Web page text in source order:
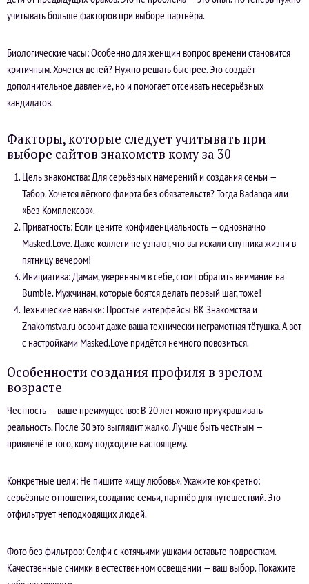
учитывать больше факторов при выборе партнёра.
Биологические часы: Особенно для женщин вопрос времени становится
критичным. Хочется детей? Нужно решать быстрее. Это создаёт
дополнительное давление, но и помогает отсеивать несерьёзных
кандидатов.
Факторы, которые следует учитывать при
выборе сайтов знакомств кому за 30
Цель знакомства: Для серьёзных намерений и создания семьи —
Табор. Хочется лёгкого флирта без обязательств? Тогда Badanga или
«Без Комплексов».
Приватность: Если цените конфиденциальность — однозначно
Masked.Love. Даже коллеги не узнают, что вы искали спутника жизни в
пятницу вечером!
Инициатива: Дамам, уверенным в себе, стоит обратить внимание на
Bumble. Мужчинам, которые боятся делать первый шаг, тоже!
Технические навыки: Простые интерфейсы ВК Знакомства и
Znakomstva.ru освоит даже ваша технически неграмотная тётушка. А вот
с настройками Masked.Love придётся немного повозиться.
Особенности создания профиля в зрелом
возрасте
Честность — ваше преимущество: В 20 лет можно приукрашивать
реальность. После 30 это выглядит жалко. Лучше быть честным —
привлечёте того, кому подходите настоящему.
Конкретные цели: Не пишите «ищу любовь». Укажите конкретно:
серьёзные отношения, создание семьи, партнёр для путешествий. Это
отфильтрует неподходящих людей.
Фото без фильтров: Селфи с котячьими ушками оставьте подросткам.
Качественные снимки в естественном освещении — ваш выбор. Покажите